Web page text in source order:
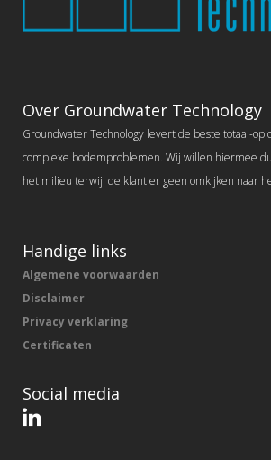
Over Groundwater Technology
Groundwater Technology levert de beste totaal-
complexe bodemproblemen. Wij willen hiermee
het milieu terwijl de klant er geen omkijken naar
Handige links
Algemene voorwaarden
Disclaimer
Privacy verklaring
Certificaten
Social media